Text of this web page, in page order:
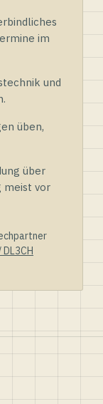
im
und
üben,
über
meist vor